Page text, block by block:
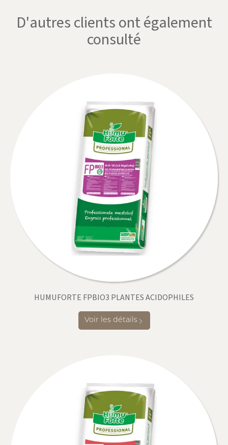
D'autres clients ont également
consulté
HUMUFORTE FPBIO3 PLANTES ACIDOPHILES
Voir les détails